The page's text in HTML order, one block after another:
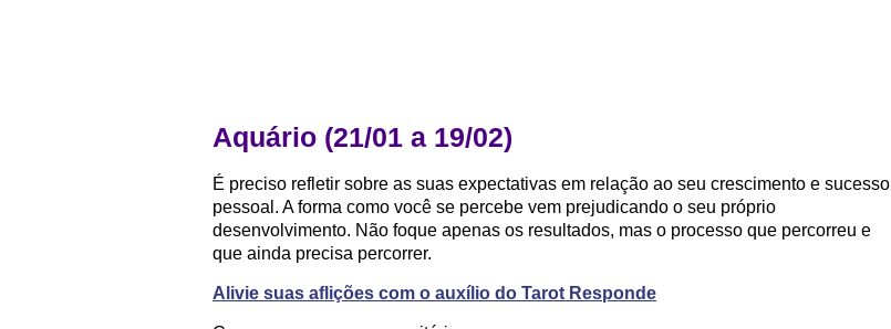
Aquário (21/01 a 19/02)
É preciso refletir sobre as suas expectativas em relação ao seu crescimento e sucesso
pessoal. A forma como você se percebe vem prejudicando o seu próprio
desenvolvimento. Não foque apenas os resultados, mas o processo que percorreu e
que ainda precisa percorrer.
Alivie suas aflições com o auxílio do Tarot Responde